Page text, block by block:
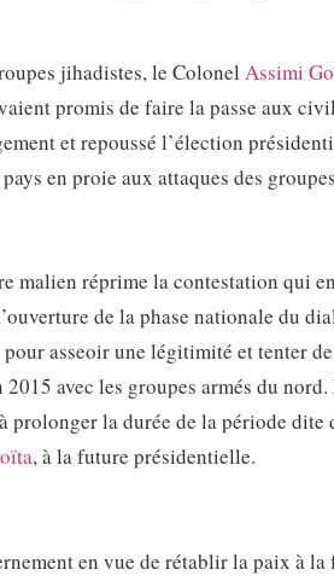
jihadistes, le Colonel Assimi
promis de faire la passe aux
et repoussé l’élection
en proie aux attaques des
malien réprime la contestation qui
de la phase nationale du
asseoir une légitimité et tenter
avec les groupes armés du nord.
prolonger la durée de la période
, à la future présidentielle.
en vue de rétablir la paix à